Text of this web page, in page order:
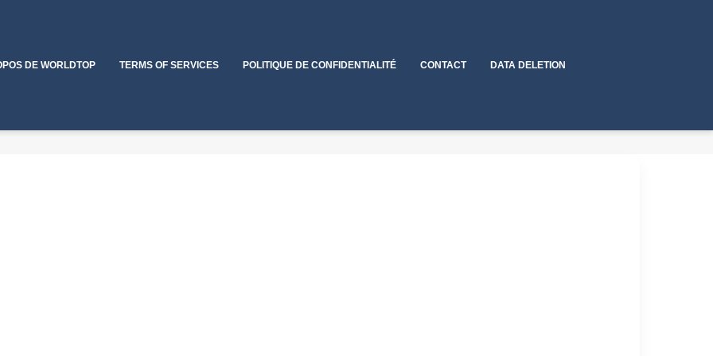
DE WORLDTOP TERMS OF SERVICES POLITIQUE DE CONFIDENTIALITÉ CONTACT DATA DELETION